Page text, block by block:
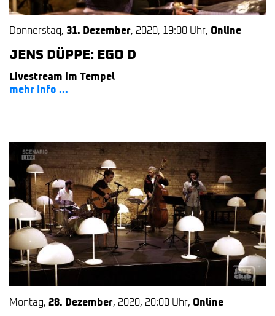
Donnerstag, 31. Dezember, 2020, 19:00 Uhr, Online
JENS DÜPPE: EGO D
Livestream im Tempel
mehr Info ...
Montag, 28. Dezember, 2020, 20:00 Uhr, Online